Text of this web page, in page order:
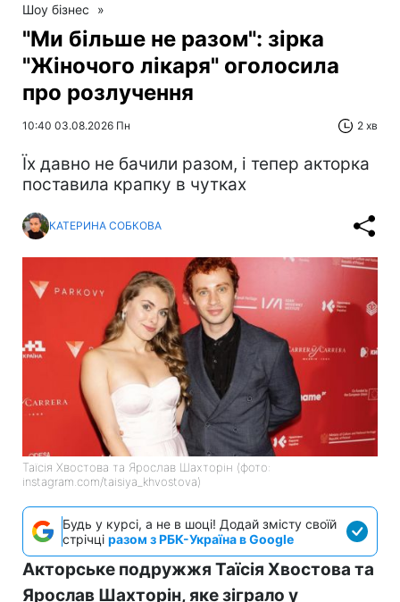
Шоу бізнес »
"Ми більше не разом": зірка
"Жіночого лікаря" оголосила
про розлучення
10:40 03.08.2026 Пн 2 хв
Їх давно не бачили разом, і тепер акторка
поставила крапку в чутках
КАТЕРИНА СОБКОВА
Таїсія Хвостова та Ярослав Шахторін (фото:
instagram.com/taisiya_khvostova)
Будь у курсі, а не в шоці! Додай змісту своїй
стрічці разом з РБК-Україна в Google
Акторське подружжя Таїсія Хвостова та
Ярослав Шахторін, яке зіграло у